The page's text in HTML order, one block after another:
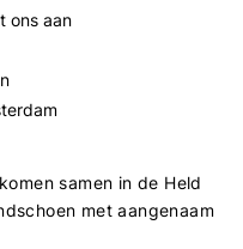
ons aan
samen in de Held
met aangenaam